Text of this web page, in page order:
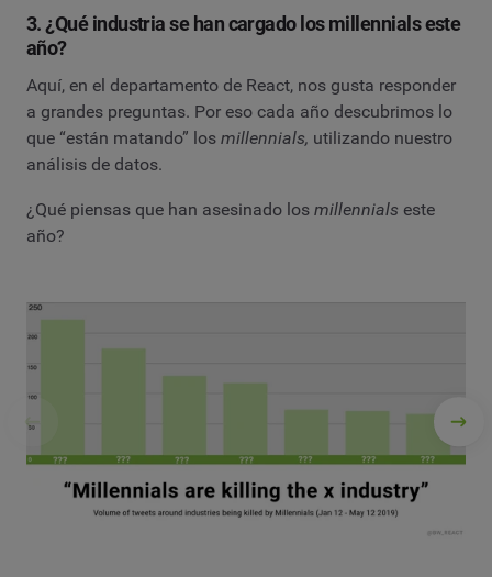
3. ¿Qué industria se han cargado los millennials este
año?
Aquí, en el departamento de React, nos gusta responder
a grandes preguntas. Por eso cada año descubrimos lo
que “están matando” los millennials, utilizando nuestro
análisis de datos.
¿Qué piensas que han asesinado los millennials este
año?